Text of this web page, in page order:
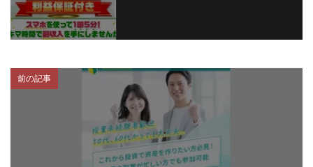
前の記事